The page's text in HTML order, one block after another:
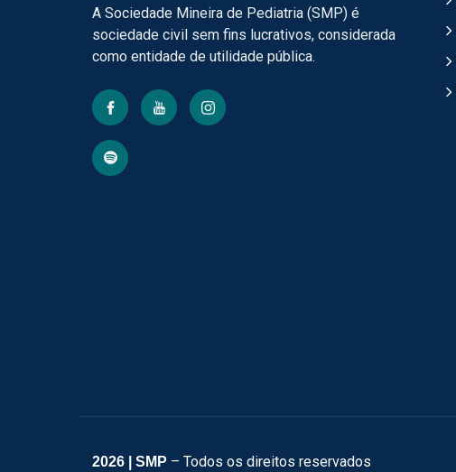
A Sociedade Mineira de Pediatria (SMP) é
sociedade civil sem fins lucrativos, considerada
como entidade de utilidade pública.
2026 | SMP – Todos os direitos reservados